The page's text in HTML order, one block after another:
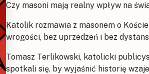
Czy masoni mają realny wpływ na
Katolik rozmawia z masonem o
wrogości, bez uprzedzeń i bez
Tomasz Terlikowski, katolicki
spotkali się, by wyjaśnić historię